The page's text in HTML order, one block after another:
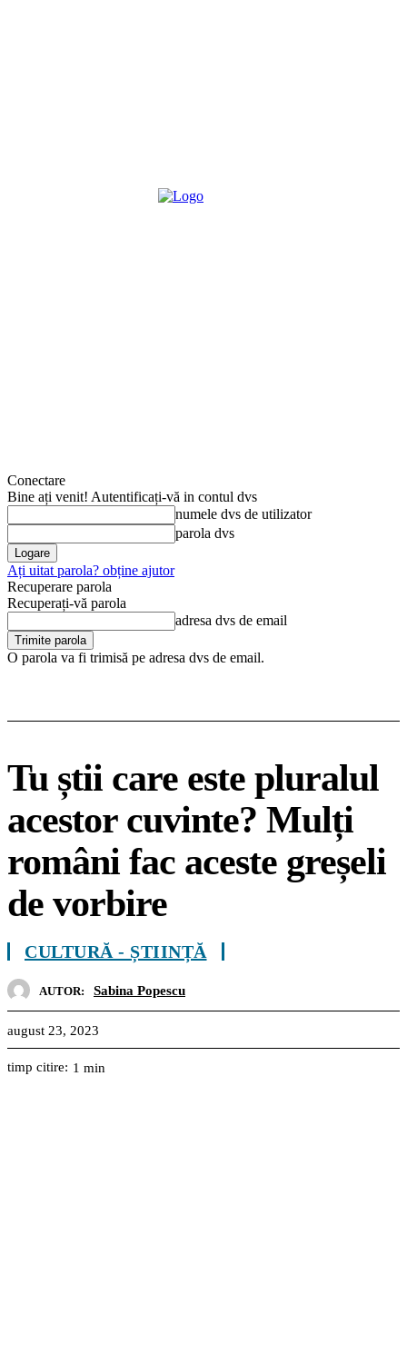
Conectare
Bine ați venit! Autentificați-vă in contul dvs
numele dvs de utilizator
parola dvs
Ați uitat parola? obține ajutor
Recuperare parola
Recuperați-vă parola
adresa dvs de email
O parola va fi trimisă pe adresa dvs de email.
Tu știi care este pluralul
acestor cuvinte? Mulți
români fac aceste greșeli
de vorbire
CULTURĂ - ȘTIINȚĂ
AUTOR: Sabina Popescu
august 23, 2023
timp citire: 1 min